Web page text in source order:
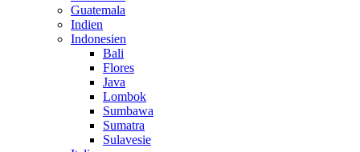
Guatemala
Indien
Indonesien
Bali
Flores
Java
Lombok
Sumbawa
Sumatra
Sulavesie